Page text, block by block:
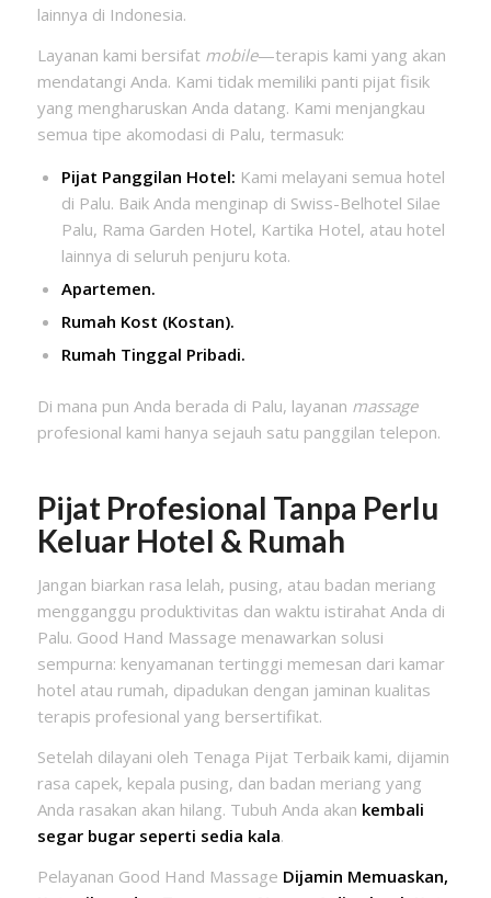
lainnya di Indonesia.
Layanan kami bersifat mobile—terapis kami yang akan
mendatangi Anda. Kami tidak memiliki panti pijat fisik
yang mengharuskan Anda datang. Kami menjangkau
semua tipe akomodasi di Palu, termasuk:
Pijat Panggilan Hotel: Kami melayani semua hotel
di Palu. Baik Anda menginap di Swiss-Belhotel Silae
Palu, Rama Garden Hotel, Kartika Hotel, atau hotel
lainnya di seluruh penjuru kota.
Apartemen.
Rumah Kost (Kostan).
Rumah Tinggal Pribadi.
Di mana pun Anda berada di Palu, layanan massage
profesional kami hanya sejauh satu panggilan telepon.
Pijat Profesional Tanpa Perlu
Keluar Hotel & Rumah
Jangan biarkan rasa lelah, pusing, atau badan meriang
mengganggu produktivitas dan waktu istirahat Anda di
Palu. Good Hand Massage menawarkan solusi
sempurna: kenyamanan tertinggi memesan dari kamar
hotel atau rumah, dipadukan dengan jaminan kualitas
terapis profesional yang bersertifikat.
Setelah dilayani oleh Tenaga Pijat Terbaik kami, dijamin
rasa capek, kepala pusing, dan badan meriang yang
Anda rasakan akan hilang. Tubuh Anda akan kembali
segar bugar seperti sedia kala.
Pelayanan Good Hand Massage Dijamin Memuaskan,